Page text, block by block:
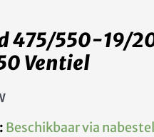
475/550-19/
Ventiel
Beschikbaar via